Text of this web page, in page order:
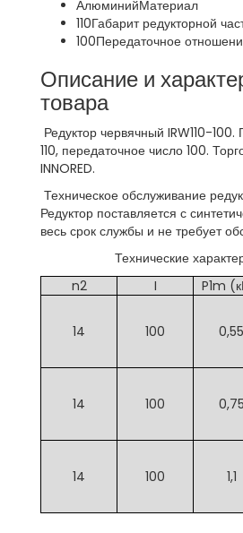
АлюминийМатериал
110Габарит редукторной
100Передаточное
Описание и
товара
Редуктор червячный IRW110-100.
110, передаточное число 100.
INNORED.
Техническое обслуживание
Редуктор поставляется с
весь срок службы и не требует
Технические
n2
I P1m
14 100 0,55
14 100 0,75
14 100 1,1